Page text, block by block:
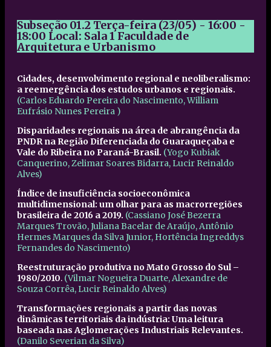
Subseção 01.2Terça-feira (23/05) - 16:00 -
18:00 Local: Sala 1 Faculdade de
Arquitetura e Urbanismo
Cidades, desenvolvimento regional e neoliberalismo:
a reemergência dos estudos urbanos e regionais.
(Carlos Eduardo Pereira do Nascimento, William
Eufrásio Nunes Pereira )
Disparidades regionais na área de abrangência da
PNDR na Região Diferenciada do Guaraqueçaba e
Vale do Ribeira no Paraná-Brasil. (Yogo Kubiak
Canquerino, Zelimar Soares Bidarra, Lucir Reinaldo
Alves)
Índice de insuficiência socioeconômica
multidimensional: um olhar para as macrorregiões
brasileira de 2016 a 2019. (Cassiano José Bezerra
Marques Trovão, Juliana Bacelar de Araújo, Antônio
Hermes Marques da Silva Junior, Hortência Ingreddys
Fernandes do Nascimento)
Reestruturação produtiva no Mato Grosso do Sul –
1980/2010. (Vilmar Nogueira Duarte, Alexandre de
Souza Corrêa, Lucir Reinaldo Alves)
Transformações regionais a partir das novas
dinâmicas territoriais da indústria: Uma leitura
baseada nas Aglomerações Industriais Relevantes.
(Danilo Severian da Silva)